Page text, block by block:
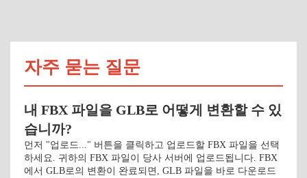
자주 묻는 질문
내 FBX 파일을 GLB로 어떻게 변환할 수 있
습니까?
먼저 "업로드..." 버튼을 클릭하고 업로드할 FBX 파일을 선택
하세요. 귀하의 FBX 파일이 당사 서버에 업로드됩니다. FBX
에서 GLB로의 변환이 완료되면, GLB 파일을 바로 다운로드